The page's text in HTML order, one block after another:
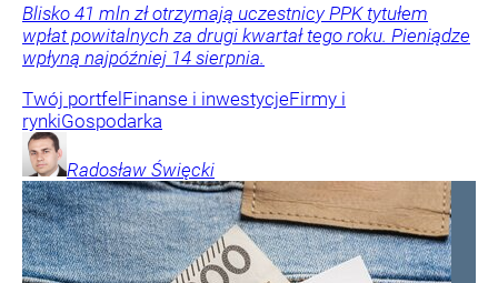
Blisko 41 mln zł otrzymają uczestnicy PPK tytułem
wpłat powitalnych za drugi kwartał tego roku. Pieniądze
wpłyną najpóźniej 14 sierpnia.
Twój portfelFinanse i inwestycjeFirmy i
rynkiGospodarka
Radosław Święcki